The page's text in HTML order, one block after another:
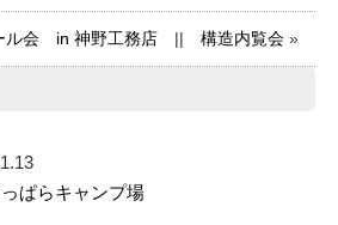
ル会 in 神野工務店 ||構造内覧会 »
ぱらキャンプ場